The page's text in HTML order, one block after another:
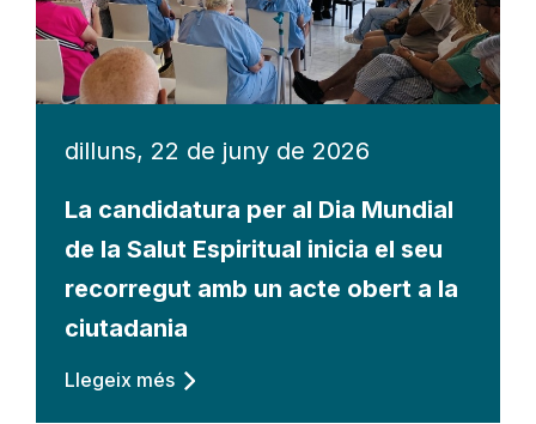
dilluns, 22 de juny de 2026
La candidatura per al Dia Mundial
de la Salut Espiritual inicia el seu
recorregut amb un acte obert a la
ciutadania
Llegeix més